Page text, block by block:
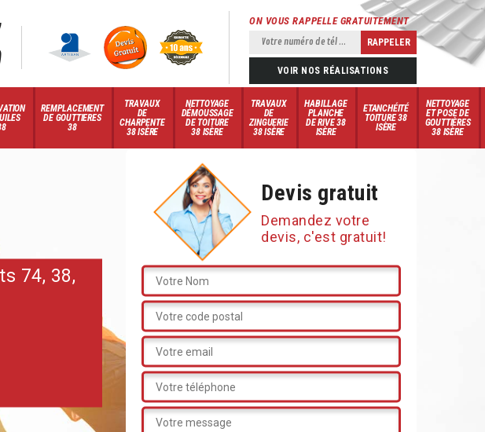
ON VOUS RAPPELLE GRATUITEMENT
VOIR NOS RÉALISATIONS
REMPLACEMENT
DE GOUTTIERES
38
TRAVAUX
DE
CHARPENTE
38 ISÈRE
NETTOYAGE
DÉMOUSSAGE
DE TOITURE
38 ISÈRE
TRAVAUX
DE
ZINGUERIE
38 ISÈRE
HABILLAGE
PLANCHE
DE RIVE 38
ISÈRE
ETANCHÉITÉ
TOITURE 38
ISÈRE
NETTOYAGE
ET POSE DE
GOUTTIÈRES
38 ISÈRE
74, 38,
Devis gratuit
Demandez votre
devis, c'est gratuit!